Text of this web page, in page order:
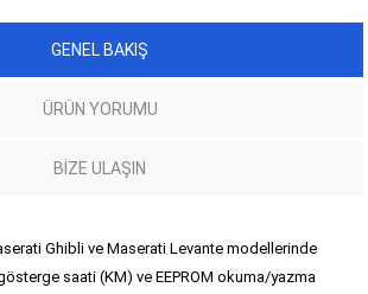
GENEL BAKIŞ
ÜRÜN YORUMU
BIZE ULAŞIN
Ghibli ve Maserati Levante modellerinde
saati (KM) ve EEPROM okuma/yazma